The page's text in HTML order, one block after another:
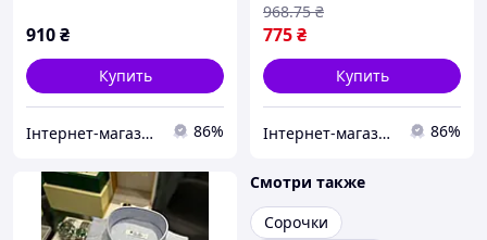
910₴
Купить
Інтернет-магазин Cool Top 86%
775₴
968.75 ₴
Купить
Інтернет-магазин Cool Top 86%
Смотри также
Сорочки